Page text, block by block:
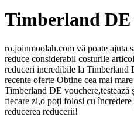
Timberland DE
ro.joinmoolah.com vă poate ajuta
reduce considerabil costurile
reduceri incredibile la Timberland
recente oferte Obține cea mai
Timberland DE
fiecare zi,o poți folosi cu
reducerea reducerii!